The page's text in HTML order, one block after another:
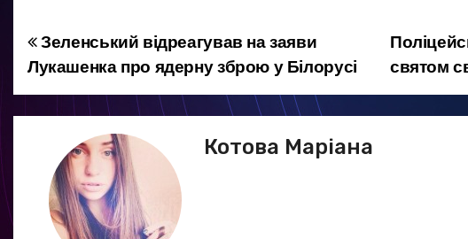
Н
а
в
святом
Зеленський відреагував на заяви
Лукашенка про ядерну зброю у Білорусі
Котова Маріана